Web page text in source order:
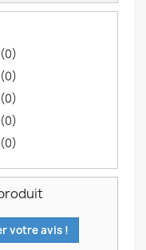
(0)
(0)
(0)
(0)
(0)
votre avis !